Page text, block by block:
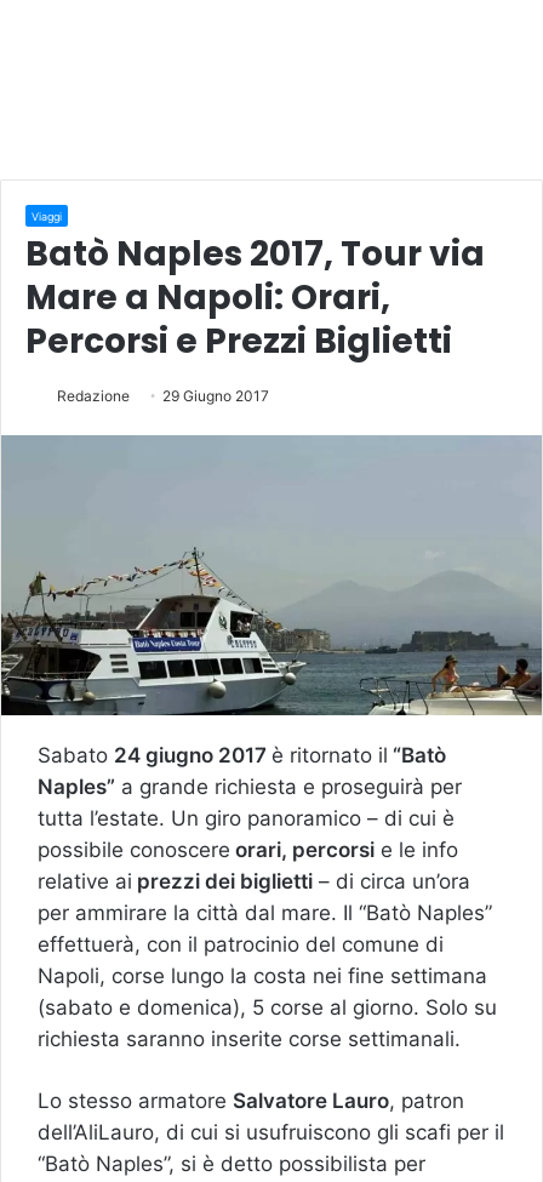
Viaggi
Batò Naples 2017, Tour via
Mare a Napoli: Orari,
Percorsi e Prezzi Biglietti
Redazione 29 Giugno 2017
Sabato 24 giugno 2017 è ritornato il “Batò
Naples” a grande richiesta e proseguirà per
tutta l’estate. Un giro panoramico – di cui è
possibile conoscere orari, percorsi e le info
relative ai prezzi dei biglietti – di circa un’ora
per ammirare la città dal mare. Il “Batò Naples”
effettuerà, con il patrocinio del comune di
Napoli, corse lungo la costa nei fine settimana
(sabato e domenica), 5 corse al giorno. Solo su
richiesta saranno inserite corse settimanali.
Lo stesso armatore Salvatore Lauro, patron
dell’AliLauro, di cui si usufruiscono gli scafi per il
“Batò Naples”, si è detto possibilista per